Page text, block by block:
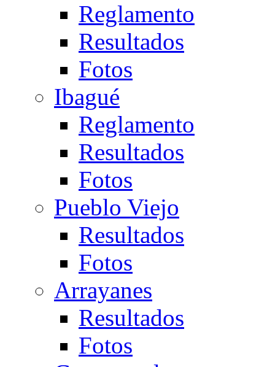
Reglamento
Resultados
Fotos
Ibagué
Reglamento
Resultados
Fotos
Pueblo Viejo
Resultados
Fotos
Arrayanes
Resultados
Fotos